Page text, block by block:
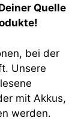
Quelle
bei der
Unsere
mit Akkus,
werden.